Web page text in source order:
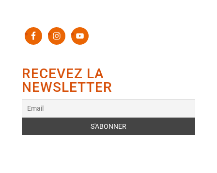
RECEVEZ LA
NEWSLETTER